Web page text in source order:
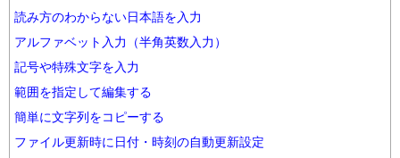
読み方のわからない日本語を入力
アルファベット入力（半角英数入力）
記号や特殊文字を入力
範囲を指定して編集する
簡単に文字列をコピーする
ファイル更新時に日付・時刻の自動更新設定